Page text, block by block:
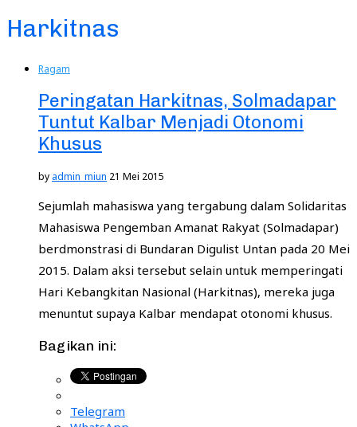
Harkitnas
Ragam
Peringatan Harkitnas, Solmadapar
Tuntut Kalbar Menjadi Otonomi
Khusus
by admin_miun 21 Mei 2015
Sejumlah mahasiswa yang tergabung dalam Solidaritas
Mahasiswa Pengemban Amanat Rakyat (Solmadapar)
berdmonstrasi di Bundaran Digulist Untan pada 20 Mei
2015. Dalam aksi tersebut selain untuk memperingati
Hari Kebangkitan Nasional (Harkitnas), mereka juga
menuntut supaya Kalbar mendapat otonomi khusus.
Bagikan ini:
Telegram